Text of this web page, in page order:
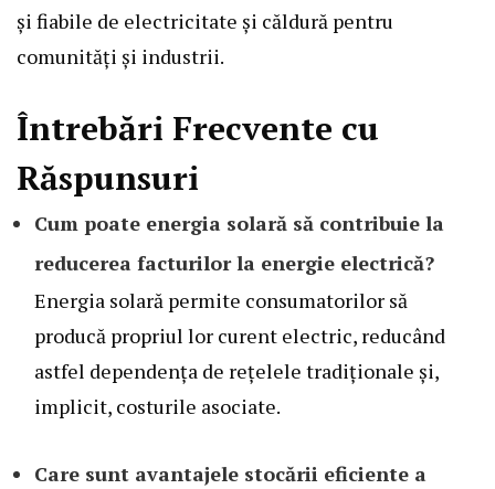
și fiabile de electricitate și căldură pentru
comunități și industrii.
Întrebări Frecvente cu
Răspunsuri
Cum poate energia solară să contribuie la
reducerea facturilor la energie electrică?
Energia solară permite consumatorilor să
producă propriul lor curent electric, reducând
astfel dependența de rețelele tradiționale și,
implicit, costurile asociate.
Care sunt avantajele stocării eficiente a